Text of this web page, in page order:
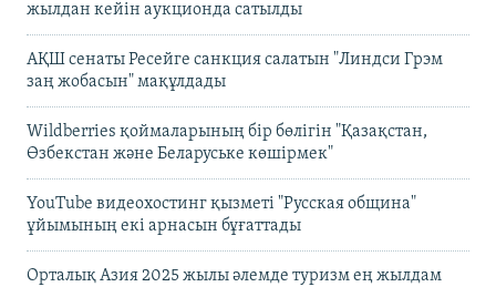
жылдан кейін аукционда сатылды
АҚШ сенаты Ресейге санкция салатын "Линдси Грэм
заң жобасын" мақұлдады
Wildberries қоймаларының бір бөлігін "Қазақстан,
Өзбекстан және Беларуське көшірмек"
YouTube видеохостинг қызметі "Русская община"
ұйымының екі арнасын бұғаттады
Орталық Азия 2025 жылы әлемде туризм ең жылдам